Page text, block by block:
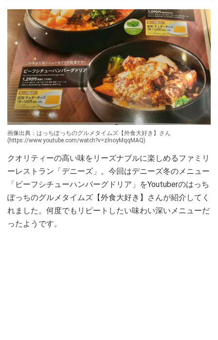
画像出典：はっちぽっちのグルメタイムズ【外食大好き】さん
(https://www.youtube.com/watch?v=zlnoyMqqMAQ)
クオリティーの高い味をリーズナブルに楽しめるファミリ
ーレストラン「デニーズ」。今回はデニーズ冬のメニュー
「ビーフシチューハンバーグドリア」をYoutuberのはっち
ぽっちのグルメタイムズ【外食大好き】さんが紹介してく
れました。何度でもリピートしたい味わい深いメニューだ
ったようです。